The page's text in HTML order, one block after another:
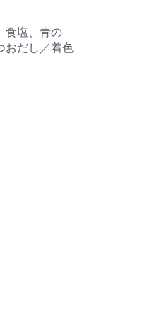
食塩、青の
おだし／着色